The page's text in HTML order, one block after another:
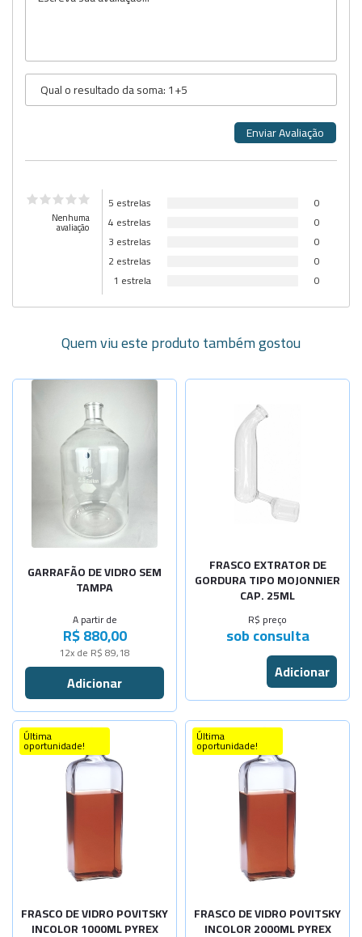
Nenhuma
avaliação
5 estrelas
0
4 estrelas
0
3 estrelas
0
2 estrelas
0
1 estrela
0
Quem viu este produto também gostou
GARRAFÃO DE VIDRO SEM
TAMPA
A partir de
R$ 880,00
12x de R$ 89,18
-
-
4 Litros -
Sob Consulta
Sob Consulta
FRASCO EXTRATOR DE
GORDURA TIPO MOJONNIER
CAP. 25ML
R$ preço
sob consulta
Última
oportunidade!
FRASCO DE VIDRO POVITSKY
INCOLOR 1000ML PYREX
Última
oportunidade!
FRASCO DE VIDRO POVITSKY
INCOLOR 2000ML PYREX